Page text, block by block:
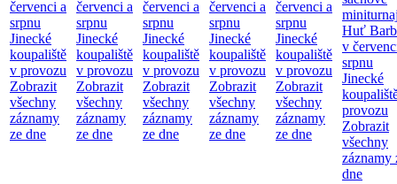
červenci a
srpnu
Jinecké
koupaliště
v provozu
Zobrazit
všechny
záznamy
ze dne
červenci a
srpnu
Jinecké
koupaliště
v provozu
Zobrazit
všechny
záznamy
ze dne
červenci a
srpnu
Jinecké
koupaliště
v provozu
Zobrazit
všechny
záznamy
ze dne
červenci a
srpnu
Jinecké
koupaliště
v provozu
Zobrazit
všechny
záznamy
ze dne
červenci a
srpnu
Jinecké
koupaliště
v provozu
Zobrazit
všechny
záznamy
ze dne
Huť
v
srpnu
Jinecké
provozu
Zobrazit
všechny
záznamy
dne